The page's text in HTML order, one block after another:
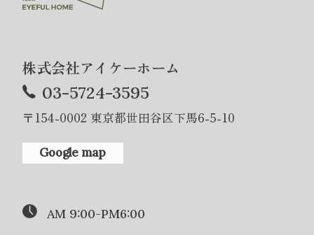
株式会社アイケーホーム
03-5724-3595
〒154-0002 東京都世田谷区下馬6-5-10
Google map
AM 9:00-PM6:00